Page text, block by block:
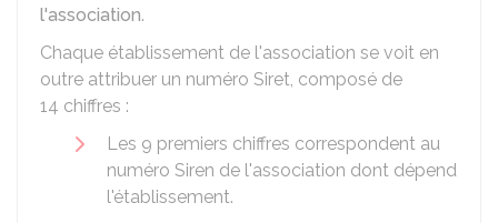
l'association.
Chaque établissement de l'association se voit en
outre attribuer un numéro Siret, composé de
14 chiffres :
Les 9 premiers chiffres correspondent au
numéro Siren de l'association dont dépend
l'établissement.